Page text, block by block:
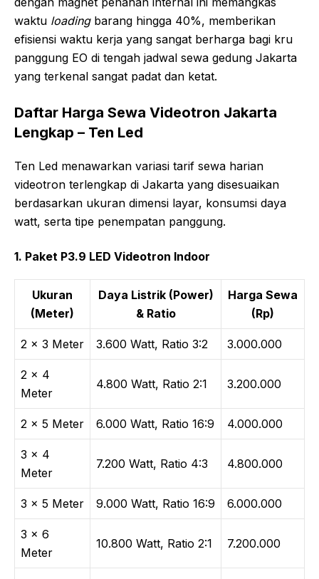
waktu loadingbarang hingga 40%, memberikan
efisiensi waktu kerja yang sangat berharga bagi kru
panggung EO di tengah jadwal sewa gedung Jakarta
yang terkenal sangat padat dan ketat.
Daftar Harga Sewa Videotron Jakarta
Lengkap – Ten Led
Ten Led menawarkan variasi tarif sewa harian
videotron terlengkap di Jakarta yang disesuaikan
berdasarkan ukuran dimensi layar, konsumsi daya
watt, serta tipe penempatan panggung.
1. Paket P3.9 LED Videotron Indoor
Ukuran
(Meter)
Daya Listrik (Power)
& Ratio
Harga Sewa
(Rp)
2 × 3 Meter 3.600 Watt, Ratio 3:2 3.000.000
2 × 4
Meter
4.800 Watt, Ratio 2:1 3.200.000
2 × 5 Meter 6.000 Watt, Ratio 16:9 4.000.000
3 × 4
Meter
7.200 Watt, Ratio 4:3 4.800.000
3 × 5 Meter 9.000 Watt, Ratio 16:9 6.000.000
3 × 6
Meter
10.800 Watt, Ratio 2:1 7.200.000